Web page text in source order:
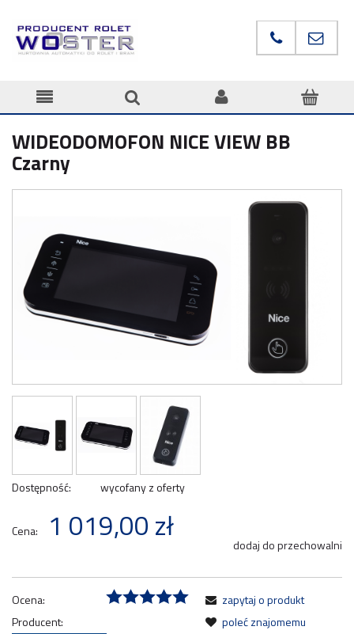
WIDEODOMOFON NICE VIEW BB
Czarny
Dostępność: wycofany z oferty
Cena: 1 019,00 zł dodaj do przechowalni
Ocena:
Producent:
zapytaj o produkt
poleć znajomemu